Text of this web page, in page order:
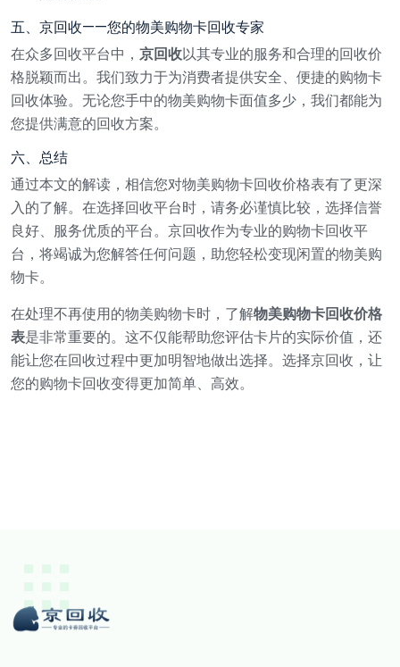
五、京回收——您的物美购物卡回收专家
在众多回收平台中， 京回收以其专业的服务和合理的回收价
格脱颖而出。我们致力于为消费者提供安全、便捷的购物卡
回收体验。无论您手中的物美购物卡面值多少，我们都能为
您提供满意的回收方案。
六、总结
通过本文的解读，相信您对物美购物卡回收价格表有了更深
入的了解。在选择回收平台时，请务必谨慎比较，选择信誉
良好、服务优质的平台。京回收作为专业的购物卡回收平
台，将竭诚为您解答任何问题，助您轻松变现闲置的物美购
物卡。
在处理不再使用的物美购物卡时，了解物美购物卡回收价格
表是非常重要的。这不仅能帮助您评估卡片的实际价值，还
能让您在回收过程中更加明智地做出选择。选择京回收，让
您的购物卡回收变得更加简单、高效。